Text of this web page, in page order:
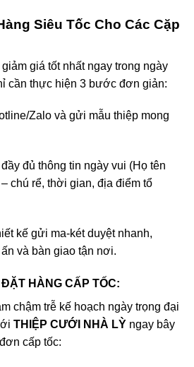
Siêu Tốc Cho Các Cặp
giá tốt nhất ngay trong ngày
cần thực hiện 3 bước đơn giản:
Zalo và gửi mẫu thiệp mong
đủ thông tin ngày vui (Họ tên
chú rể, thời gian, địa điểm tổ
kế gửi ma-két duyệt nhanh,
và bàn giao tận nơi.
HÀNG CẤP TỐC:
chậm trễ kế hoạch ngày trọng đại
THIỆP CƯỚI NHÀ LỲ ngay bây
cấp tốc: